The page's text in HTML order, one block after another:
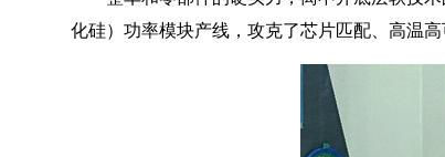
化硅）功率模块产线，攻克了芯片匹配、高温